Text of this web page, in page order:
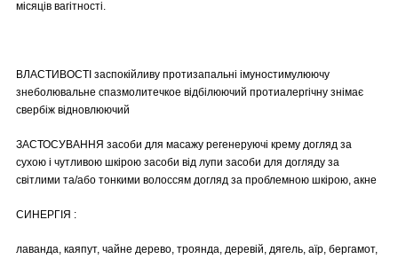
місяців вагітності.
ВЛАСТИВОСТІ заспокійливу протизапальні імуностимулюючу
знеболювальне спазмолитечкое відбілюючий протиалергічну знімає
свербіж відновлюючий
ЗАСТОСУВАННЯ засоби для масажу регенеруючі крему догляд за
сухою і чутливою шкірою засоби від лупи засоби для догляду за
світлими та/або тонкими волоссям догляд за проблемною шкірою, акне
СИНЕРГІЯ :
лаванда, каяпут, чайне дерево, троянда, деревій, дягель, аїр, бергамот,